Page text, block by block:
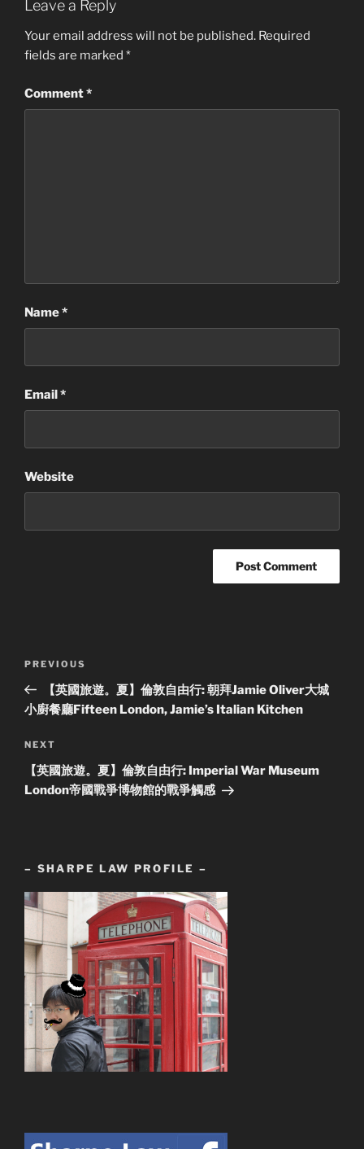
Leave a Reply
Your email address will not be published. Required
fields are marked *
Comment*
Name*
Email*
Website
Previous
Post
PREVIOUS
【英國旅遊。夏】倫敦自由行: 朝拜Jamie Oliver大城
小廚餐廳Fifteen London, Jamie’s Italian Kitchen
Next
Post
NEXT
【英國旅遊。夏】倫敦自由行: Imperial War Museum
London帝國戰爭博物館的戰爭觸感
– SHARPE LAW PROFILE –